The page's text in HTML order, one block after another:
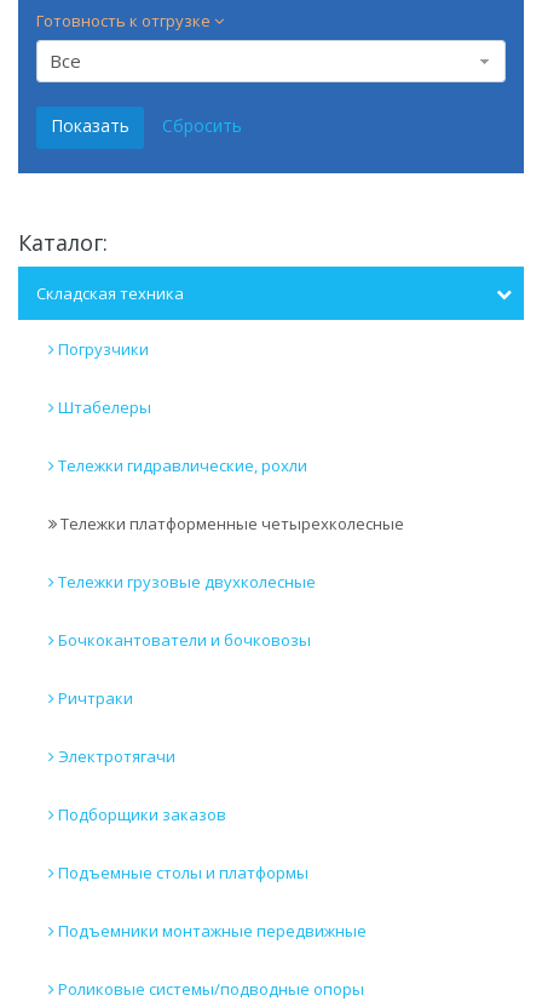
Готовность к отгрузке
Все
Каталог:
Складская техника
Погрузчики
Штабелеры
Тележки гидравлические, рохли
Тележки платформенные четырехколесные
Тележки грузовые двухколесные
Бочкокантователи и бочковозы
Ричтраки
Электротягачи
Подборщики заказов
Подъемные столы и платформы
Подъемники монтажные передвижные
Роликовые системы/подводные опоры